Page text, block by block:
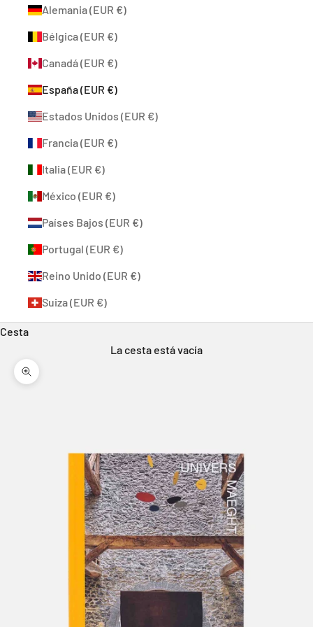
Alemania (EUR €)
Bélgica (EUR €)
Canadá (EUR €)
España (EUR €)
Estados Unidos (EUR €)
Francia (EUR €)
Italia (EUR €)
México (EUR €)
Países Bajos (EUR €)
Portugal (EUR €)
Reino Unido (EUR €)
Suiza (EUR €)
Cesta
La cesta está vacía
Zoom